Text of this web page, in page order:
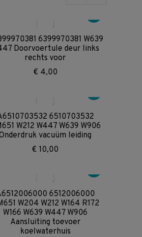
6399970381 W639
Doorvoertule deur links
rechts voor
€ 4,00
6510703532
W212 W447 W639 W906
vacuüm leiding
€ 10,00
6512006000
W204 W212 W164 R172
W166 W639 W447 W906
Aansluiting toevoer
koelwaterhuis